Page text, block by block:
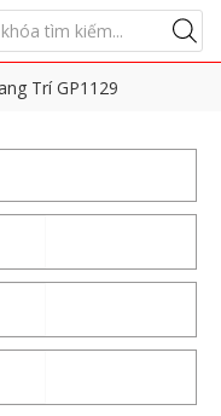
Trí GP1129